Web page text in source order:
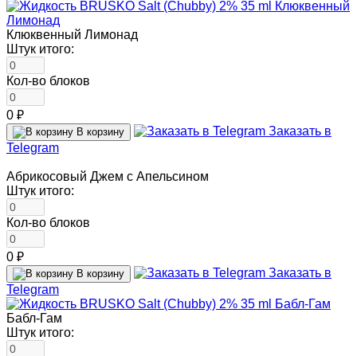
Клюквенный Лимонад
Штук итого:
Кол-во блоков
0 ₽
В корзину
Заказать в
Telegram
Абрикосовый Джем с Апельсином
Штук итого:
Кол-во блоков
0 ₽
В корзину
Заказать в
Telegram
Бабл-Гам
Штук итого: